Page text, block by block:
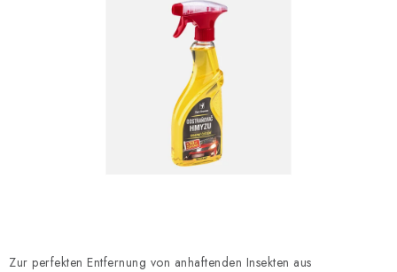
Reklamationen und Rücksendungen
Richtlinien zur Verwendung von Cookies
Allgemeinen Geschäftsbedingungen
Zur perfekten Entfernung von anhaftenden Insekten aus